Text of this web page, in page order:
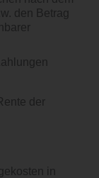
den Betrag
der
in